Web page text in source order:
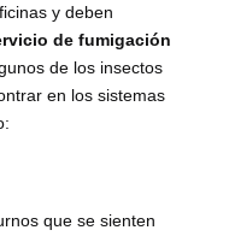
y deben
de fumigación
de los insectos
en los sistemas
que se sienten